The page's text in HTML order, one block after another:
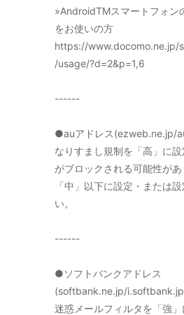
»AndroidTMスマートフォン
をお使いの方
https://www.docomo.ne.jp/
/usage/?d=2&p=1,6
------
●auアドレス(ezweb.ne.jp/
なりすまし規制を「高」に
がブロックされる可能性があ
「中」以下に設定・または
い。
------
●ソフトバンクアドレス
(softbank.ne.jp/
迷惑メールフィルタを「強